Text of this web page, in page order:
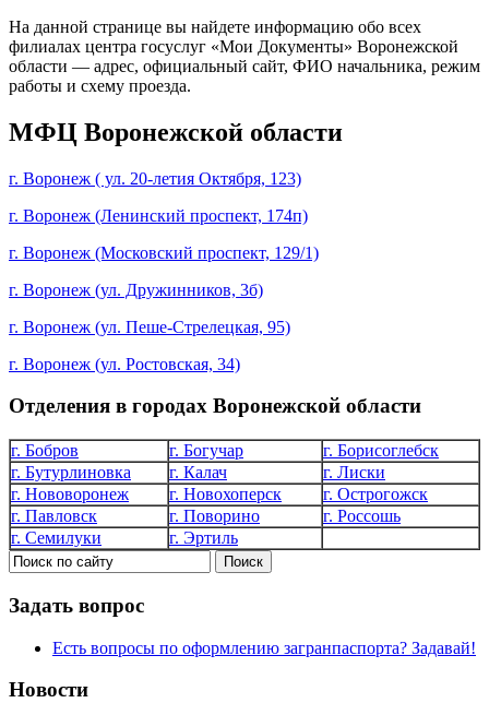
На данной странице вы найдете информацию обо всех
филиалах центра госуслуг «Мои Документы» Воронежской
области — адрес, официальный сайт, ФИО начальника, режим
работы и схему проезда.
МФЦ Воронежской области
г. Воронеж ( ул. 20-летия Октября, 123)
г. Воронеж (Ленинский проспект, 174п)
г. Воронеж (Московский проспект, 129/1)
г. Воронеж (ул. Дружинников, 3б)
г. Воронеж (ул. Пеше-Стрелецкая, 95)
г. Воронеж (ул. Ростовская, 34)
Отделения в городах Воронежской области
г. Бобров г. Богучар
г. Борисоглебск
г. Бутурлиновка
г. Калач
г. Лиски
г. Нововоронеж
г. Новохоперск
г. Острогожск
г. Павловск
г. Поворино
г. Россошь
г. Семилуки
г. Эртиль
Задать вопрос
Есть вопросы по оформлению загранпаспорта? Задавай!
Новости